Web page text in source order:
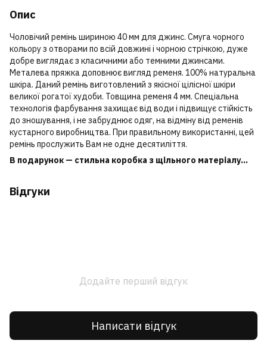
Опис
Чоловічий ремінь шириною 40 мм для джинс. Смуга чорного
кольору з отворами по всій довжині і чорною стрічкою, дуже
добре виглядає з класичними або темними джинсами.
Металева пряжка доповнює вигляд ременя. 100% натуральна
шкіра. Даний ремінь виготовлений з якісної цілісної шкіри
великої рогатої худоби. Товщина ременя 4 мм. Спеціальна
технологія фарбування захищає від води і підвищує стійкість
до зношування, і не забруднює одяг, на відміну від ременів
кустарного виробництва. При правильному використанні, цей
ремінь прослужить Вам не одне десятиліття.
В подарунок — стильна коробка з щільного матеріалу...
Відгуки
Додайте перший відгук
Написати відгук